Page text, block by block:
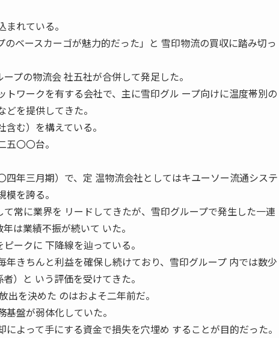
れている。
ベースカーゴが魅力的だった」と 雪印物流の買収に踏み切っ
プの物流会 社五社が合併して発足した。
トワークを有する会社で、主に雪印グル ープ向けに温度帯別の
を提供してきた。
む）を構えている。
〇〇台。
四年三月期）で、定 温物流会社としてはキユーソー流通システ
を誇る。
常に業界を リードしてきたが、雪印グループで発生した一連
は業績不振が続いて いた。
ークに 下降線を辿っている。
年きちんと利益を確保し続けており、雪印グループ 内では数少
）と いう評価を受けてきた。
を決めた のはおよそ二年前だ。
盤が弱体化していた。
よって手にする資金で損失を穴埋め することが目的だった。